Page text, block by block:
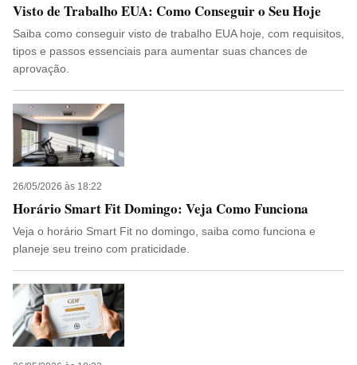
Visto de Trabalho EUA: Como Conseguir o Seu Hoje
Saiba como conseguir visto de trabalho EUA hoje, com requisitos,
tipos e passos essenciais para aumentar suas chances de
aprovação.
26/05/2026 às 18:22
Horário Smart Fit Domingo: Veja Como Funciona
Veja o horário Smart Fit no domingo, saiba como funciona e
planeje seu treino com praticidade.